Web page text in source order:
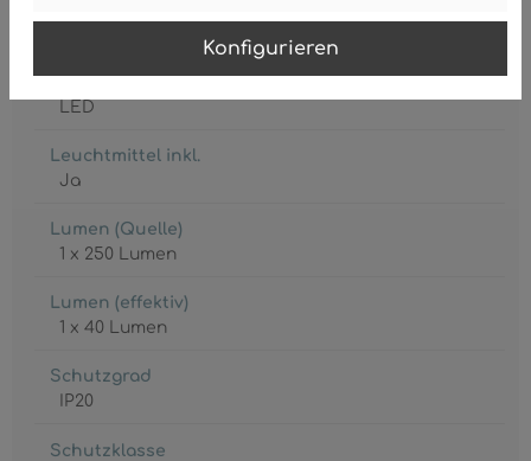
Konfigurieren
Leuchtmittel
LED
Leuchtmittel inkl.
Ja
Lumen (Quelle)
1 x 250 Lumen
Lumen (effektiv)
1 x 40 Lumen
Schutzgrad
IP20
Schutzklasse